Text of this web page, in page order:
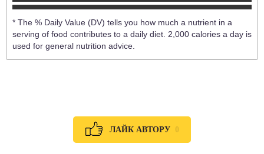
* The % Daily Value (DV) tells you how much a nutrient in a
serving of food contributes to a daily diet. 2,000 calories a day is
used for general nutrition advice.
ЛАЙК АВТОРУ 0